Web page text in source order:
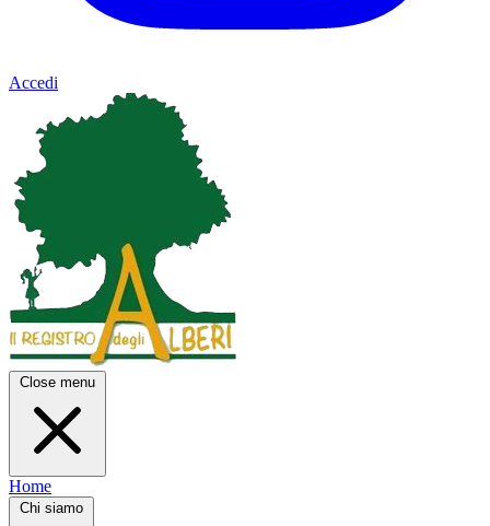
Accedi
Close menu
Home
Chi siamo